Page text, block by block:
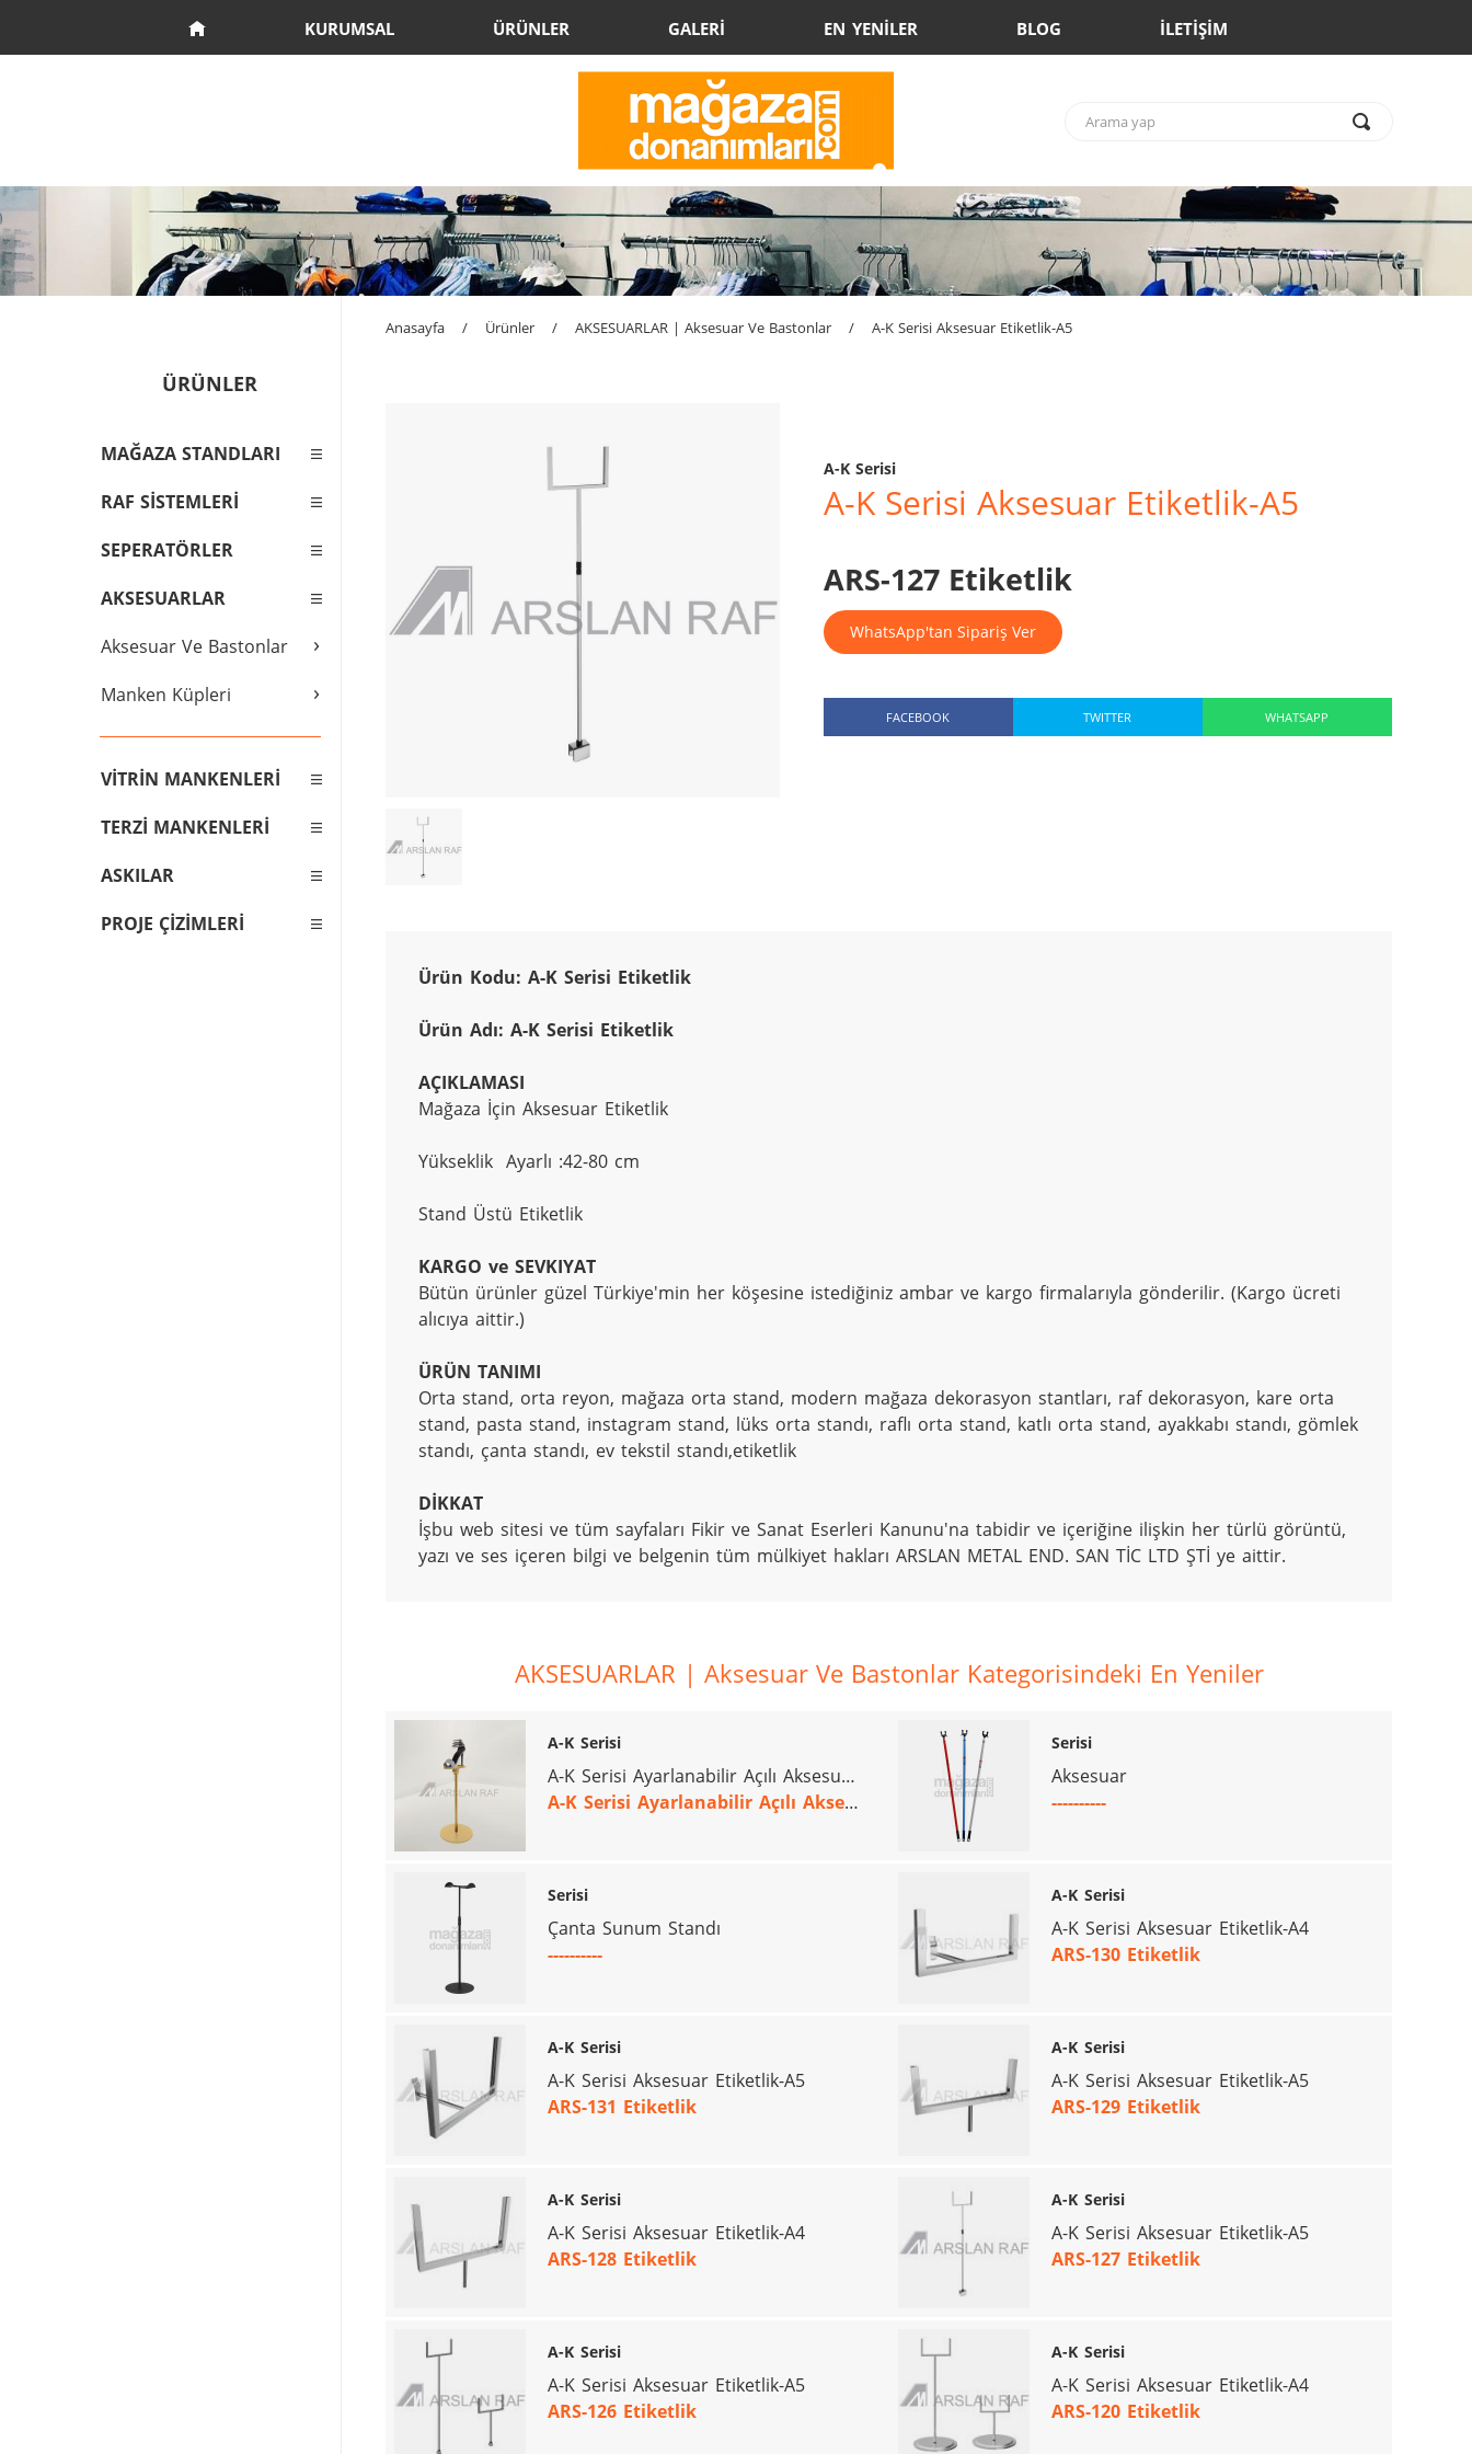
KURUMSAL ÜRÜNLER GALERİ EN YENİLER BLOG İLETİŞİM
ÜRÜNLER
MAĞAZA STANDLARI
RAF SİSTEMLERİ
SEPERATÖRLER
AKSESUARLAR
›
Aksesuar Ve Bastonlar
›
Manken Küpleri
VİTRİN MANKENLERİ
TERZİ MANKENLERİ
ASKILAR
PROJE ÇİZİMLERİ
Anasayfa / Ürünler / AKSESUARLAR | Aksesuar Ve Bastonlar / A-K Serisi Aksesuar Etiketlik-A5
A-K Serisi
A-K Serisi Aksesuar Etiketlik-A5
ARS-127 Etiketlik
WhatsApp'tan Sipariş Ver
FACEBOOK TWITTER WHATSAPP
Ürün Kodu: A-K Serisi Etiketlik
Ürün Adı: A-K Serisi Etiketlik
AÇIKLAMASI
Mağaza İçin Aksesuar Etiketlik
Yükseklik  Ayarlı :42-80 cm
Stand Üstü Etiketlik
KARGO ve SEVKIYAT
Bütün ürünler güzel Türkiye'min her köşesine istediğiniz ambar ve kargo firmalarıyla gönderilir. (Kargo ücreti
alıcıya aittir.)
ÜRÜN TANIMI
Orta stand, orta reyon, mağaza orta stand, modern mağaza dekorasyon stantları, raf dekorasyon, kare orta
stand, pasta stand, instagram stand, lüks orta standı, raflı orta stand, katlı orta stand, ayakkabı standı, gömlek
standı, çanta standı, ev tekstil standı,etiketlik
DİKKAT
İşbu web sitesi ve tüm sayfaları Fikir ve Sanat Eserleri Kanunu'na tabidir ve içeriğine ilişkin her türlü görüntü,
yazı ve ses içeren bilgi ve belgenin tüm mülkiyet hakları ARSLAN METAL END. SAN TİC LTD ŞTİ ye aittir.
AKSESUARLAR | Aksesuar Ve Bastonlar Kategorisindeki En Yeniler
A-K Serisi
A-K Serisi Ayarlanabilir Açılı Aksesuar Ayakkabılık
A-K Serisi Ayarlanabilir Açılı Aksesuar Ayakkabılık
Serisi
Aksesuar
----------
Serisi
Çanta Sunum Standı
----------
A-K Serisi
A-K Serisi Aksesuar Etiketlik-A4
ARS-130 Etiketlik
A-K Serisi
A-K Serisi Aksesuar Etiketlik-A5
ARS-131 Etiketlik
A-K Serisi
A-K Serisi Aksesuar Etiketlik-A5
ARS-129 Etiketlik
A-K Serisi
A-K Serisi Aksesuar Etiketlik-A4
ARS-128 Etiketlik
A-K Serisi
A-K Serisi Aksesuar Etiketlik-A5
ARS-127 Etiketlik
A-K Serisi
A-K Serisi Aksesuar Etiketlik-A5
ARS-126 Etiketlik
A-K Serisi
A-K Serisi Aksesuar Etiketlik-A4
ARS-120 Etiketlik